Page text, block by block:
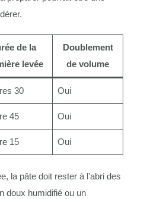
de la
levée
Doublement
de volume
30 Oui
45 Oui
15 Oui
la pâte doit rester à l’abri des
doux humidifié ou un